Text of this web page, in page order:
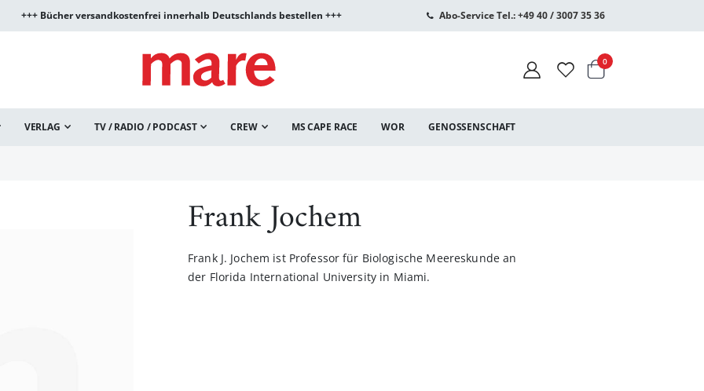
+++ Bücher versandkostenfrei innerhalb Deutschlands bestellen +++ Abo-Service Tel.: +49 40 / 3007 35 36
Warenkorb
0Artikel
VERLAG TV / RADIO / PODCAST CREW MS CAPE RACE WOR GENOSSENSCHAFT
Frank Jochem
Frank J. Jochem ist Professor für Biologische Meereskunde an
der Florida International University in Miami.